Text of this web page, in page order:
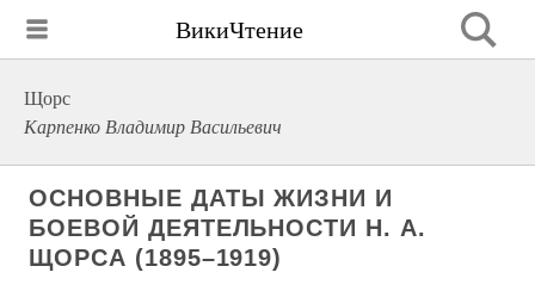
ВикиЧтение
Щорс
Карпенко Владимир Васильевич
ОСНОВНЫЕ ДАТЫ ЖИЗНИ И
БОЕВОЙ ДЕЯТЕЛЬНОСТИ Н. А.
ЩОРСА (1895–1919)